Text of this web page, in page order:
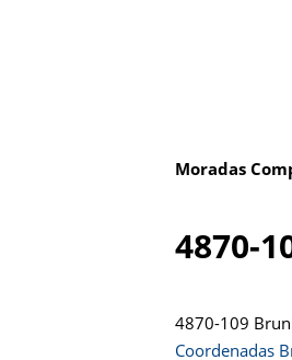
Moradas
4870-
4870-109
Coordenadas